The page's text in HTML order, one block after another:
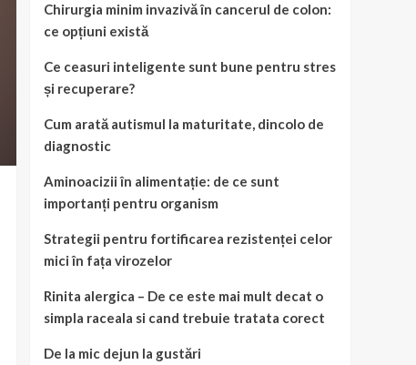
Chirurgia minim invazivă în cancerul de colon:
ce opțiuni există
Ce ceasuri inteligente sunt bune pentru stres
și recuperare?
Cum arată autismul la maturitate, dincolo de
diagnostic
Aminoacizii în alimentație: de ce sunt
importanți pentru organism
Strategii pentru fortificarea rezistenței celor
mici în fața virozelor
Rinita alergica – De ce este mai mult decat o
simpla raceala si cand trebuie tratata corect
De la mic dejun la gustări